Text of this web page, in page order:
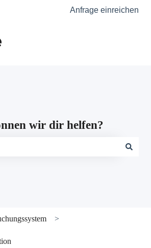
für Übersetzungen anzeigen
Anfrage einreichen
wir dir helfen?